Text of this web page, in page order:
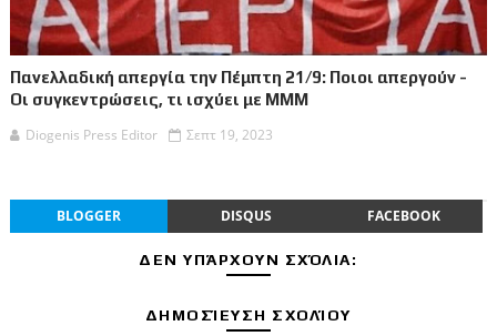
Πανελλαδική απεργία την Πέμπτη 21/9: Ποιοι απεργούν -
Οι συγκεντρώσεις, τι ισχύει με ΜΜΜ
Diogenis Press Editor
Σεπτ 19, 2023
BLOGGER DISQUS FACEBOOK
ΔΕΝ ΥΠΆΡΧΟΥΝ ΣΧΌΛΙΑ:
ΔΗΜΟΣΊΕΥΣΗ ΣΧΟΛΊΟΥ